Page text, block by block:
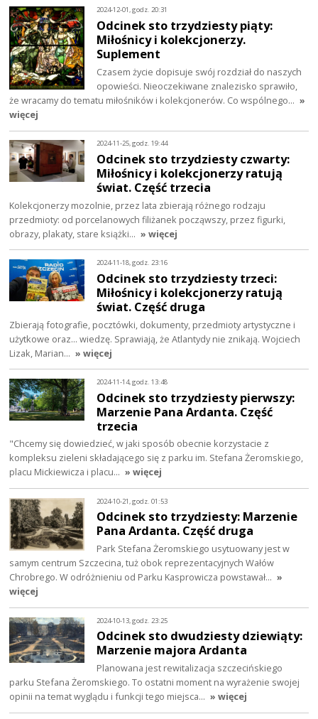
2024-12-01, godz. 20:31
Odcinek sto trzydziesty piąty:
Miłośnicy i kolekcjonerzy.
Suplement
Czasem życie dopisuje swój rozdział do naszych
opowieści. Nieoczekiwane znalezisko sprawiło,
że wracamy do tematu miłośników i kolekcjonerów. Co wspólnego… »
więcej
2024-11-25, godz. 19:44
Odcinek sto trzydziesty czwarty:
Miłośnicy i kolekcjonerzy ratują
świat. Część trzecia
Kolekcjonerzy mozolnie, przez lata zbierają różnego rodzaju
przedmioty: od porcelanowych filiżanek począwszy, przez figurki,
obrazy, plakaty, stare książki… » więcej
2024-11-18, godz. 23:16
Odcinek sto trzydziesty trzeci:
Miłośnicy i kolekcjonerzy ratują
świat. Część druga
Zbierają fotografie, pocztówki, dokumenty, przedmioty artystyczne i
użytkowe oraz... wiedzę. Sprawiają, że Atlantydy nie znikają. Wojciech
Lizak, Marian… » więcej
2024-11-14, godz. 13:48
Odcinek sto trzydziesty pierwszy:
Marzenie Pana Ardanta. Część
trzecia
"Chcemy się dowiedzieć, w jaki sposób obecnie korzystacie z
kompleksu zieleni składającego się z parku im. Stefana Żeromskiego,
placu Mickiewicza i placu… » więcej
2024-10-21, godz. 01:53
Odcinek sto trzydziesty: Marzenie
Pana Ardanta. Część druga
Park Stefana Żeromskiego usytuowany jest w
samym centrum Szczecina, tuż obok reprezentacyjnych Wałów
Chrobrego. W odróżnieniu od Parku Kasprowicza powstawał… »
więcej
2024-10-13, godz. 23:25
Odcinek sto dwudziesty dziewiąty:
Marzenie majora Ardanta
Planowana jest rewitalizacja szczecińskiego
parku Stefana Żeromskiego. To ostatni moment na wyrażenie swojej
opinii na temat wyglądu i funkcji tego miejsca… » więcej